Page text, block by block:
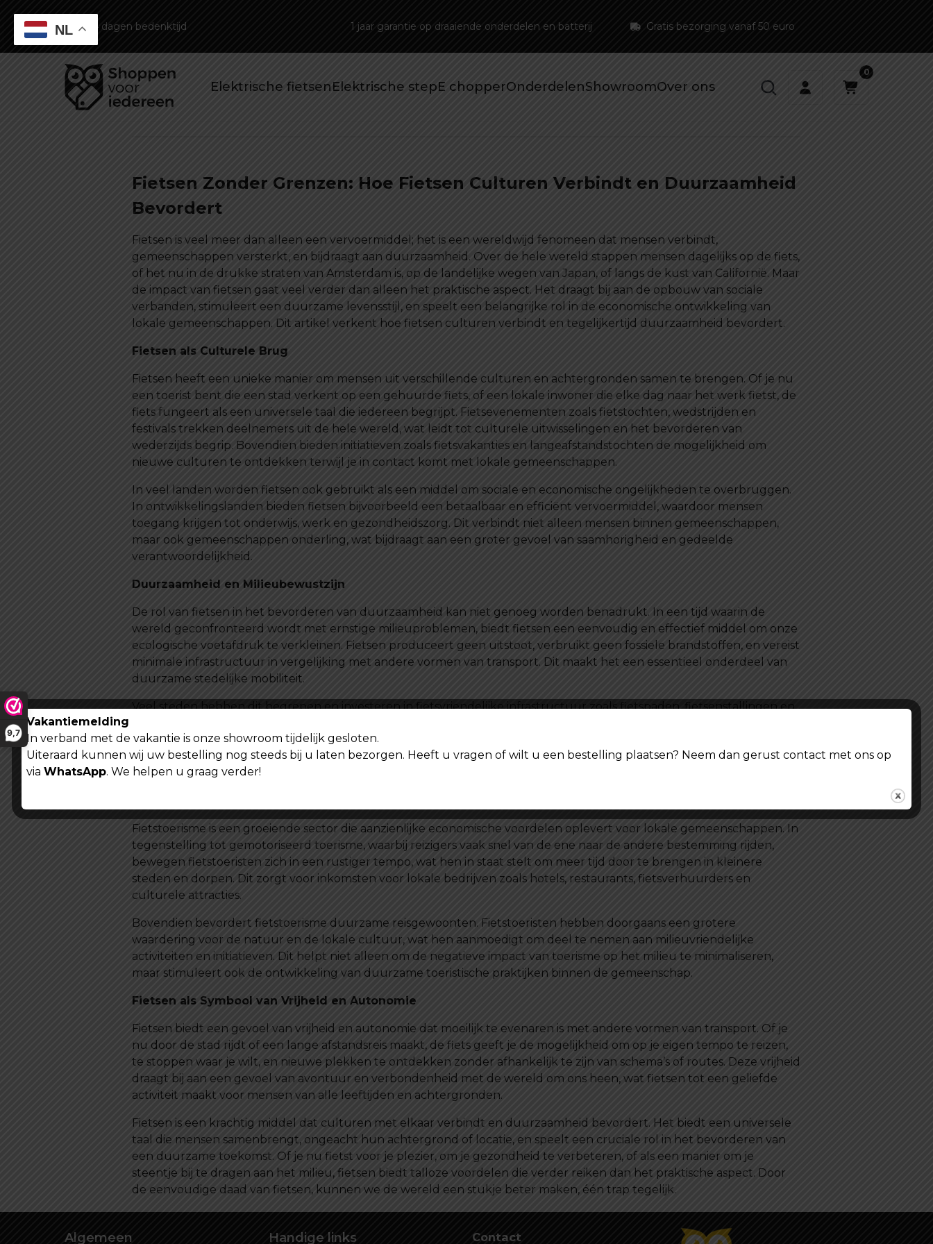
9,7
Gratis bezorging vanaf 50 euro
14 dagen bedenktijd 1 jaar garantie op draaiende onderdelen en batterij
Elektrische fietsenElektrische stepE chopperOnderdelenShowroomOver ons
0
Fietsen Zonder Grenzen: Hoe Fietsen Culturen Verbindt en Duurzaamheid
Bevordert
Fietsen is veel meer dan alleen een vervoermiddel; het is een wereldwijd fenomeen dat mensen verbindt,
gemeenschappen versterkt, en bijdraagt aan duurzaamheid. Over de hele wereld stappen mensen dagelijks op de fiets,
of het nu in de drukke straten van Amsterdam is, op de landelijke wegen van Japan, of langs de kust van Californië. Maar
de impact van fietsen gaat veel verder dan alleen het praktische aspect. Het draagt bij aan de opbouw van sociale
verbanden, stimuleert een duurzame levensstijl, en speelt een belangrijke rol in de economische ontwikkeling van
lokale gemeenschappen. Dit artikel verkent hoe fietsen culturen verbindt en tegelijkertijd duurzaamheid bevordert.
Fietsen als Culturele Brug
Fietsen heeft een unieke manier om mensen uit verschillende culturen en achtergronden samen te brengen. Of je nu
een toerist bent die een stad verkent op een gehuurde fiets, of een lokale inwoner die elke dag naar het werk fietst, de
fiets fungeert als een universele taal die iedereen begrijpt. Fietsevenementen zoals fietstochten, wedstrijden en
festivals trekken deelnemers uit de hele wereld, wat leidt tot culturele uitwisselingen en het bevorderen van
wederzijds begrip. Bovendien bieden initiatieven zoals fietsvakanties en langeafstandstochten de mogelijkheid om
nieuwe culturen te ontdekken terwijl je in contact komt met lokale gemeenschappen.
In veel landen worden fietsen ook gebruikt als een middel om sociale en economische ongelijkheden te overbruggen.
In ontwikkelingslanden bieden fietsen bijvoorbeeld een betaalbaar en efficiënt vervoermiddel, waardoor mensen
toegang krijgen tot onderwijs, werk en gezondheidszorg. Dit verbindt niet alleen mensen binnen gemeenschappen,
maar ook gemeenschappen onderling, wat bijdraagt aan een groter gevoel van saamhorigheid en gedeelde
verantwoordelijkheid.
Duurzaamheid en Milieubewustzijn
De rol van fietsen in het bevorderen van duurzaamheid kan niet genoeg worden benadrukt. In een tijd waarin de
wereld geconfronteerd wordt met ernstige milieuproblemen, biedt fietsen een eenvoudig en effectief middel om onze
ecologische voetafdruk te verkleinen. Fietsen produceert geen uitstoot, verbruikt geen fossiele brandstoffen, en vereist
minimale infrastructuur in vergelijking met andere vormen van transport. Dit maakt het een essentieel onderdeel van
duurzame stedelijke mobiliteit.
Veel steden hebben dit begrepen en investeren in fietsvriendelijke infrastructuur zoals fietspaden, fietsenstallingen en
verbeteren en een gezondere leefomgeving creëren. Bovendien draagt fietsen bij aan het verminderen van
geluidsoverlast en het bevorderen van actieve mobiliteit, wat leidt tot een algehele verbetering van de stedelijke
levenskwaliteit.
Fietstoerisme is een groeiende sector die aanzienlijke economische voordelen oplevert voor lokale gemeenschappen. In
tegenstelling tot gemotoriseerd toerisme, waarbij reizigers vaak snel van de ene naar de andere bestemming rijden,
bewegen fietstoeristen zich in een rustiger tempo, wat hen in staat stelt om meer tijd door te brengen in kleinere
steden en dorpen. Dit zorgt voor inkomsten voor lokale bedrijven zoals hotels, restaurants, fietsverhuurders en
culturele attracties.
Bovendien bevordert fietstoerisme duurzame reisgewoonten. Fietstoeristen hebben doorgaans een grotere
waardering voor de natuur en de lokale cultuur, wat hen aanmoedigt om deel te nemen aan milieuvriendelijke
activiteiten en initiatieven. Dit helpt niet alleen om de negatieve impact van toerisme op het milieu te minimaliseren,
maar stimuleert ook de ontwikkeling van duurzame toeristische praktijken binnen de gemeenschap.
Fietsen als Symbool van Vrijheid en Autonomie
Fietsen biedt een gevoel van vrijheid en autonomie dat moeilijk te evenaren is met andere vormen van transport. Of je
nu door de stad rijdt of een lange afstandsreis maakt, de fiets geeft je de mogelijkheid om op je eigen tempo te reizen,
te stoppen waar je wilt, en nieuwe plekken te ontdekken zonder afhankelijk te zijn van schema’s of routes. Deze vrijheid
draagt bij aan een gevoel van avontuur en verbondenheid met de wereld om ons heen, wat fietsen tot een geliefde
activiteit maakt voor mensen van alle leeftijden en achtergronden.
Fietsen is een krachtig middel dat culturen met elkaar verbindt en duurzaamheid bevordert. Het biedt een universele
taal die mensen samenbrengt, ongeacht hun achtergrond of locatie, en speelt een cruciale rol in het bevorderen van
een duurzame toekomst. Of je nu fietst voor je plezier, om je gezondheid te verbeteren, of als een manier om je
steentje bij te dragen aan het milieu, fietsen biedt talloze voordelen die verder reiken dan het praktische aspect. Door
de eenvoudige daad van fietsen, kunnen we de wereld een stukje beter maken, één trap tegelijk.
Algemeen Handige links Contact
NL
Vakantiemelding
In verband met de vakantie is onze showroom tijdelijk gesloten.
Uiteraard kunnen wij uw bestelling nog steeds bij u laten bezorgen. Heeft u vragen of wilt u een bestelling plaatsen? Neem dan gerust contact met ons op
via WhatsApp. We helpen u graag verder!